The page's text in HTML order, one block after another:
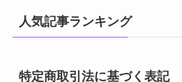
人気記事ランキング
特定商取引法に基づく表記